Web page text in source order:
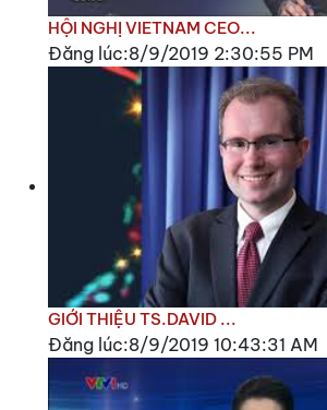
HỘI NGHỊ VIETNAM CEO...
Đăng lúc:8/9/2019 2:30:55 PM
GIỚI THIỆU TS.DAVID ...
Đăng lúc:8/9/2019 10:43:31 AM